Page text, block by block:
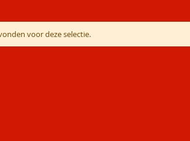
voor deze selectie.